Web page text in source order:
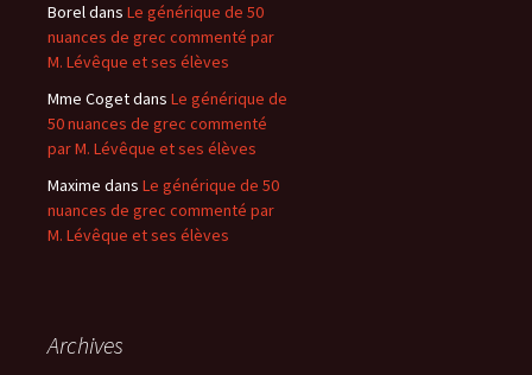
Boreldans Le générique de 50
nuances de grec commenté par
M. Lévêque et ses élèves
Mme Cogetdans Le générique de
50 nuances de grec commenté
par M. Lévêque et ses élèves
Maxime dans Le générique de 50
nuances de grec commenté par
M. Lévêque et ses élèves
Archives